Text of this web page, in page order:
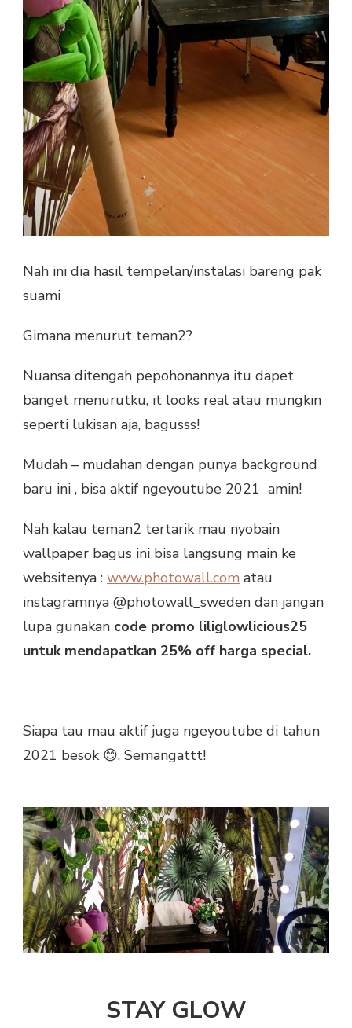
Nah ini dia hasil tempelan/instalasi bareng pak
suami
Gimana menurut teman2?
Nuansa ditengah pepohonannya itu dapet
banget menurutku, it looks real atau mungkin
seperti lukisan aja, bagusss!
Mudah – mudahan dengan punya background
baru ini , bisa aktif ngeyoutube 2021 amin!
Nah kalau teman2 tertarik mau nyobain
wallpaper bagus ini bisa langsung main ke
websitenya : www.photowall.com atau
instagramnya @photowall_sweden dan jangan
lupa gunakan code promo liliglowlicious25
untuk mendapatkan 25% off harga special.
Siapa tau mau aktif juga ngeyoutube di tahun
2021 besok 😊, Semangattt!
STAY GLOW